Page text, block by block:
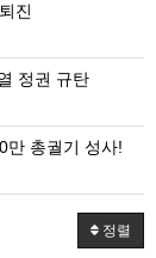
진
정권 규탄
만 총궐기 성사!
정렬